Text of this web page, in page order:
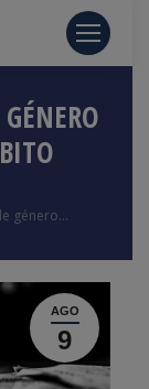
género…
AGO
9